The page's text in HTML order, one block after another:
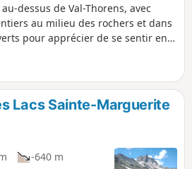
dessus de Val-Thorens, avec
au milieu des rochers et dans
pour apprécier de se sentir en
peut-être aussi la chance d'y
Lacs Sainte-Marguerite
-640 m